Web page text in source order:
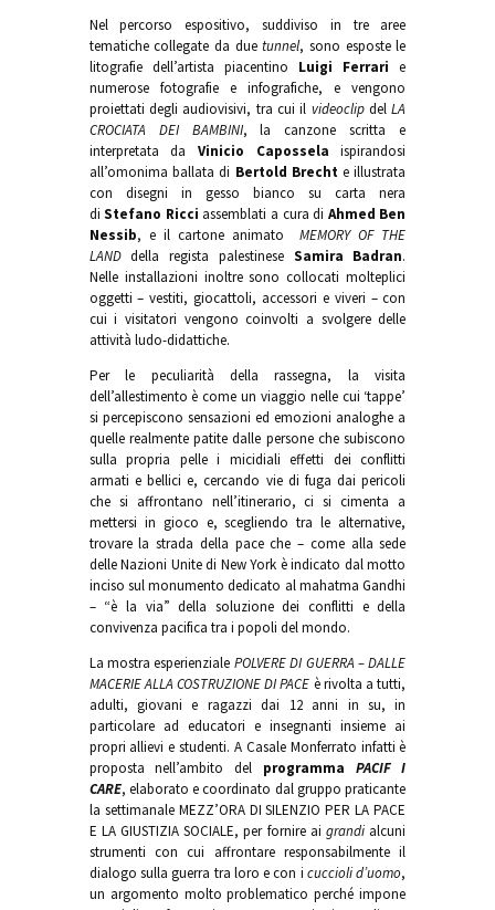
Nel percorso espositivo, suddiviso in tre aree
tematiche collegate da due tunnel, sono esposte le
litografie dell’artista piacentino
Luigi Ferrari
e
numerose fotografie e infografiche, e vengono
proiettati degli audiovisivi, tra cui il videoclip del LA
CROCIATA DEI BAMBINI, la canzone scritta e
interpretata da
Vinicio Capossela
ispirandosi
all’omonima ballata di Bertold Brecht e illustrata
con disegni in gesso bianco su carta nera
di Stefano Ricci assemblati a cura di Ahmed Ben
Nessib, e il cartone animato
MEMORY OF THE
LANDdella regista palestinese Samira Badran.
Nelle installazioni inoltre sono collocati molteplici
oggetti – vestiti, giocattoli, accessori e viveri – con
cui i visitatori vengono coinvolti a svolgere delle
attività ludo-didattiche.
Per le peculiarità della rassegna, la visita
dell’allestimento è come un viaggio nelle cui ‘tappe’
si percepiscono sensazioni ed emozioni analoghe a
quelle realmente patite dalle persone che subiscono
sulla propria pelle i micidiali effetti dei conflitti
armati e bellici e, cercando vie di fuga dai pericoli
che si affrontano nell’itinerario, ci si cimenta a
mettersi in gioco e, scegliendo tra le alternative,
trovare la strada della pace che – come alla sede
delle Nazioni Unite di New York è indicato dal motto
inciso sul monumento dedicato al mahatma Gandhi
– “è la via” della soluzione dei conflitti e della
convivenza pacifica tra i popoli del mondo.
La mostra esperienziale POLVERE DI GUERRA – DALLE
MACERIE ALLA COSTRUZIONE DI PACE è rivolta a tutti,
adulti, giovani e ragazzi dai 12 anni in su, in
particolare ad educatori e insegnanti insieme ai
propri allievi e studenti. A Casale Monferrato infatti è
proposta nell’ambito del
programma
PACIF I
CARE, elaborato e coordinato dal gruppo praticante
la settimanale MEZZ’ORA DI SILENZIO PER LA PACE
E LA GIUSTIZIA SOCIALE, per fornire ai grandi alcuni
strumenti con cui affrontare responsabilmente il
dialogo sulla guerra tra loro e con i cuccioli d’uomo,
un argomento molto problematico perché impone